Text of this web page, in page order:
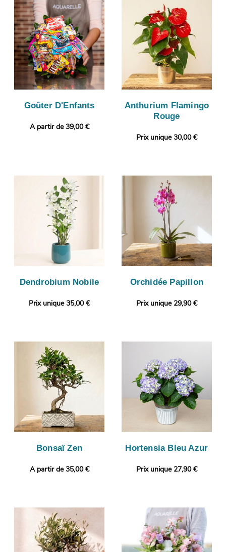
Goûter D'Enfants
A partir de 39,00 €
Anthurium Flamingo
Rouge
Prix unique 30,00 €
Dendrobium Nobile
Prix unique 35,00 €
Orchidée Papillon
Prix unique 29,90 €
Bonsaï Zen
A partir de 35,00 €
Hortensia Bleu Azur
Prix unique 27,90 €